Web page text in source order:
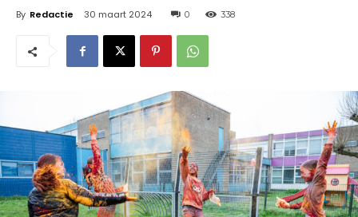
By Redactie 30 maart 2024 0 338